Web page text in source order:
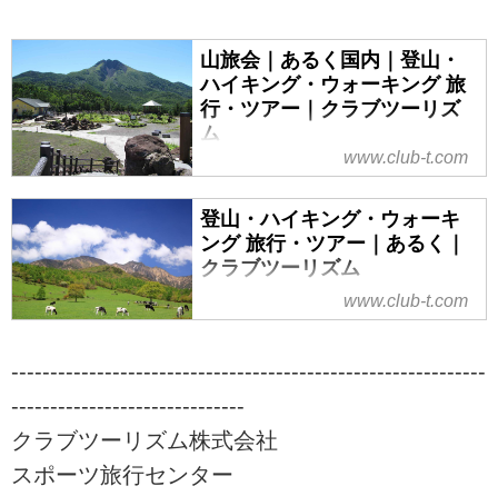
山旅会｜あるく国内｜登山・
ハイキング・ウォーキング 旅
行・ツアー｜クラブツーリズ
ム
山旅会（ツアー）特集なら、クラ
ブツーリズムにおまかせ！安心で
快適な専属講師と専属添乗員が同
行。入門から上級までレベル、目
的に応じてクラス分けされた多彩
な登山ツアーをご案内！山を通じ
て生きがいづくり、仲間づくりを
ご予約も簡単。
www.club-t.com
登山・ハイキング・ウォーキ
ング 旅行・ツアー｜あるく｜
クラブツーリズム
ウォーキング・ハイキング・登山
からあこがれの名山登山まで、初
心者でも安心してご参加いただけ
るレベルに応じた「あるき旅」を
ご用意しております！自然の中を
季節を感じる「あるく」の旅に是
www.club-t.com
-------------------------------------------------------------
------------------------------
クラブツーリズム株式会社
スポーツ旅行センター